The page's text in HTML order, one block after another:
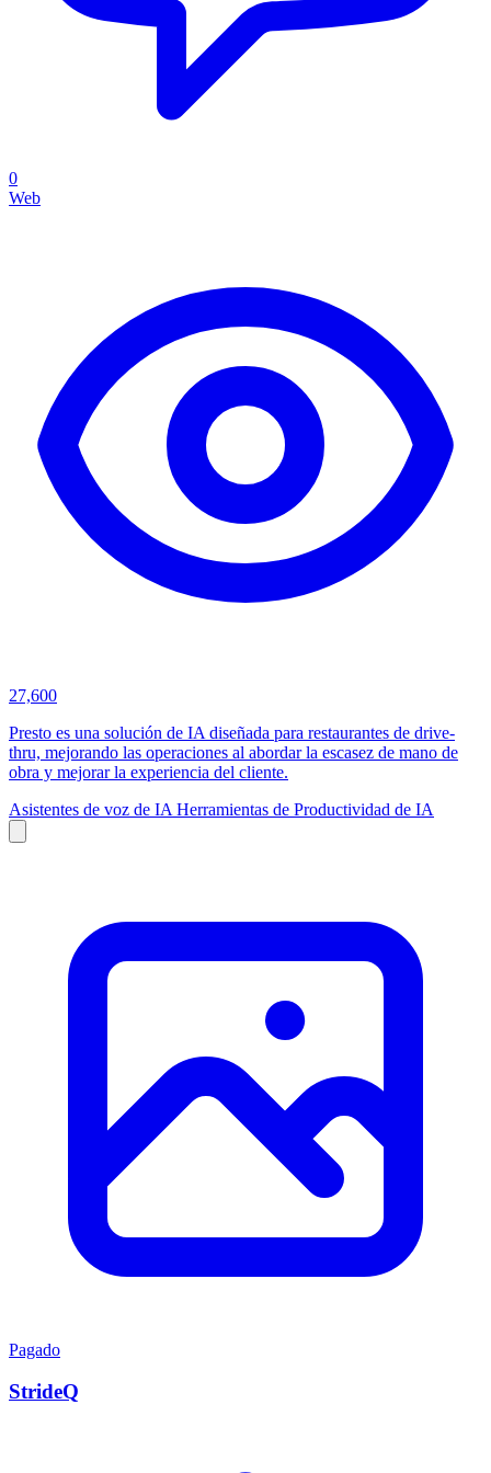
0
Web
27,600
Presto es una solución de IA diseñada para restaurantes de drive-
thru, mejorando las operaciones al abordar la escasez de mano de
obra y mejorar la experiencia del cliente.
Asistentes de voz de IA Herramientas de Productividad de IA
Pagado
StrideQ